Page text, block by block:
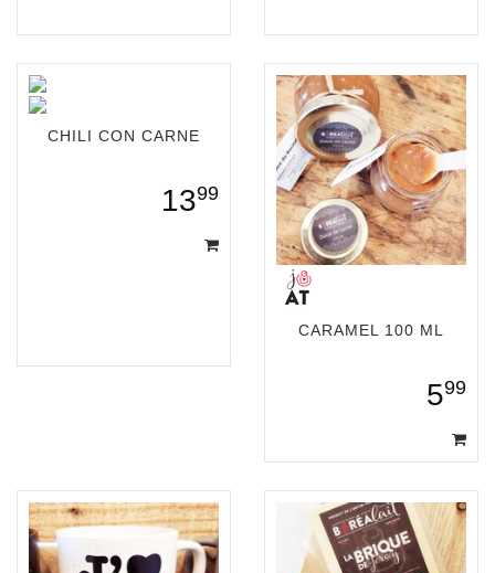
CHILI CON CARNE
1399
CARAMEL 100 ML
599